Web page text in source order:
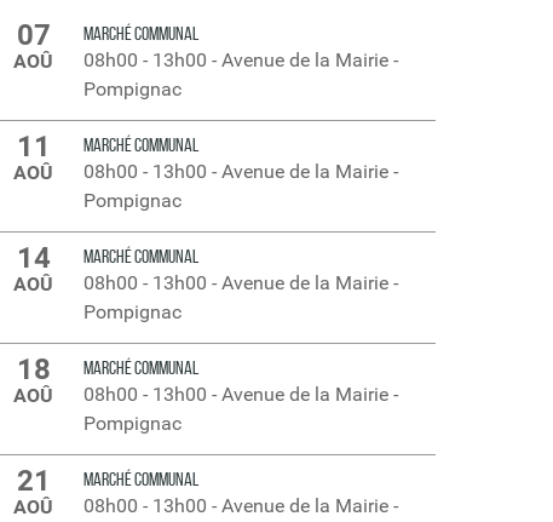
07
AOÛ
MARCHÉ COMMUNAL
08h00 - 13h00 - Avenue de la Mairie -
Pompignac
11
AOÛ
MARCHÉ COMMUNAL
08h00 - 13h00 - Avenue de la Mairie -
Pompignac
14
AOÛ
MARCHÉ COMMUNAL
08h00 - 13h00 - Avenue de la Mairie -
Pompignac
18
AOÛ
MARCHÉ COMMUNAL
08h00 - 13h00 - Avenue de la Mairie -
Pompignac
21
AOÛ
MARCHÉ COMMUNAL
08h00 - 13h00 - Avenue de la Mairie -